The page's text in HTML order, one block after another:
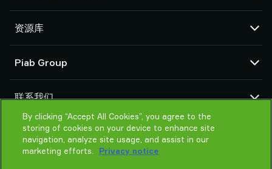
吸盘和软爪
机器人臂端工具 (EOAT) 部件
机器人和 Cobot 抓取解决方案
系统和解决方案配件
粉末和大颗粒物品真空输送机
资源库
产品在线配置
货物销售通用条款
隐私声明
Piab Group
组织结构
行为准则
Piab 新闻
联系我们
联系我们
找寻Piab 伙伴
常见问题
By clicking “Accept All Cookies”, you agree to the
storing of cookies on your device to enhance site
navigation, analyze site usage, and assist in our
marketing efforts.
Privacy notice